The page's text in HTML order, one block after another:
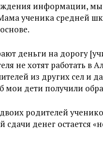
информации,
ученика средней
деньги на дорогу
не хотят работать в
из других сел и
мои дети получили
родителей
сдачи денег остается